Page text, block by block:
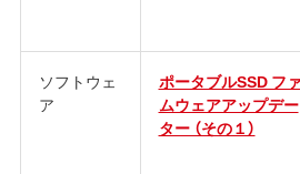
ソフトウェ
ア
ポータブルSSD フ
ムウェアアップデー
ター （その１）